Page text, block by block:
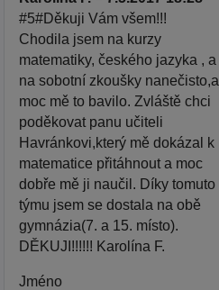
#5#Děkuji Vám všem!!!
Chodila jsem na kurzy
matematiky, českého jazyka , a
na sobotní zkoušky nanečisto,a
moc mě to bavilo. Zvláště chci
poděkovat panu učiteli
Havránkovi,který mě dokázal k
matematice přitáhnout a moc
dobře mě ji naučil. Díky tomuto
týmu jsem se dostala na obě
gymnázia(7. a 15. místo).
DĚKUJI!!!!!! Karolína F.
Jméno